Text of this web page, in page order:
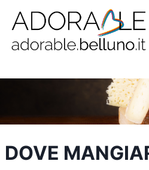
contenuto
DOVE